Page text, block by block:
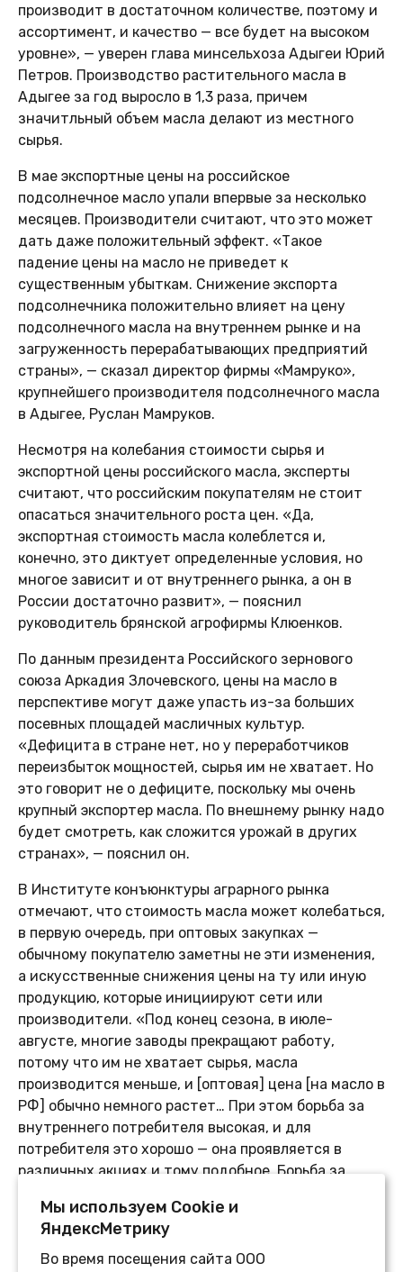
производит в достаточном количестве, поэтому и
ассортимент, и качество — все будет на высоком
уровне», — уверен глава минсельхоза Адыгеи Юрий
Петров. Производство растительного масла в
Адыгее за год выросло в 1,3 раза, причем
значитльный объем масла делают из местного
сырья.
В мае экспортные цены на российское
подсолнечное масло упали впервые за несколько
месяцев. Производители считают, что это может
дать даже положительный эффект. «Такое
падение цены на масло не приведет к
существенным убыткам. Снижение экспорта
подсолнечника положительно влияет на цену
подсолнечного масла на внутреннем рынке и на
загруженность перерабатывающих предприятий
страны», — сказал директор фирмы «Мамруко»,
крупнейшего производителя подсолнечного масла
в Адыгее, Руслан Мамруков.
Несмотря на колебания стоимости сырья и
экспортной цены российского масла, эксперты
считают, что российским покупателям не стоит
опасаться значительного роста цен. «Да,
экспортная стоимость масла колеблется и,
конечно, это диктует определенные условия, но
многое зависит и от внутреннего рынка, а он в
России достаточно развит», — пояснил
руководитель брянской агрофирмы Клюенков.
По данным президента Российского зернового
союза Аркадия Злочевского, цены на масло в
перспективе могут даже упасть из-за больших
посевных площадей масличных культур.
«Дефицита в стране нет, но у переработчиков
переизбыток мощностей, сырья им не хватает. Но
это говорит не о дефиците, поскольку мы очень
крупный экспортер масла. По внешнему рынку надо
будет смотреть, как сложится урожай в других
странах», — пояснил он.
В Институте конъюнктуры аграрного рынка
отмечают, что стоимость масла может колебаться,
в первую очередь, при оптовых закупках —
обычному покупателю заметны не эти изменения,
а искусственные снижения цены на ту или иную
продукцию, которые инициируют сети или
производители. «Под конец сезона, в июле-
августе, многие заводы прекращают работу,
потому что им не хватает сырья, масла
производится меньше, и [оптовая] цена [на масло в
РФ] обычно немного растет… При этом борьба за
внутреннего потребителя высокая, и для
потребителя это хорошо — она проявляется в
различных акциях и тому подобное. Борьба за
Хотько.
Источник: http://soyanews.info
Мы используем Сookie и
ЯндексМетрику
Во время посещения сайта ООО